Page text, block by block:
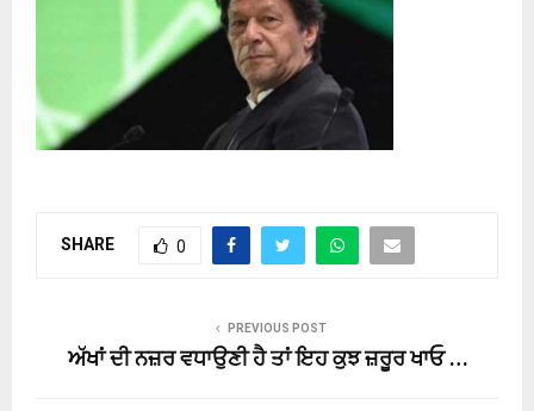
SHARE 0
PREVIOUS POST
ਅੱਖਾਂ ਦੀ ਨਜ਼ਰ ਵਧਾਉਣੀ ਹੈ ਤਾਂ ਇਹ ਕੁਝ ਜ਼ਰੂਰ ਖਾਓ …